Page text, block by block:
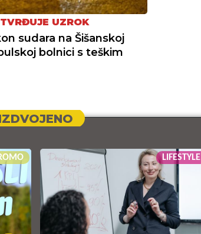
UZROK
sudara na Šišanskoj
bolnici s teškim
LIFESTYLE